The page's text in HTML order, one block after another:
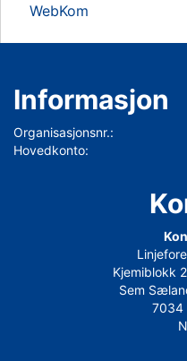
WebKom
Informasjon
Organisasjonsnr.:
Hovedkonto:
Kjemiblokk
Sem
7034